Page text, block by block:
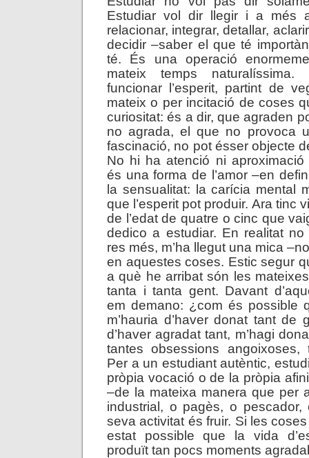
Estudiar vol dir llegir i a més
relacionar, integrar, detallar,
decidir –saber el que té
té. És una operació
mateix temps
funcionar l’esperit, partint de
mateix o per incitació de coses
curiositat: és a dir, que agraden
no agrada, el que no provoca
fascinació, no pot ésser objecte
No hi ha atenció ni aproximació
és una forma de l’amor –en
la sensualitat: la carícia mental
que l’esperit pot produir. Ara tinc
de l’edat de quatre o cinc que
dedico a estudiar. En realitat no
res més, m’ha llegut una mica
en aquestes coses. Estic segur
a què he arribat són les
tanta i tanta gent. Davant
em demano: ¿com és possible
m’hauria d’haver donat tant de
d’haver agradat tant, m’hagi
tantes obsessions angoixoses,
Per a un estudiant autèntic,
pròpia vocació o de la pròpia
–de la mateixa manera que per
industrial, o pagès, o pescador,
seva activitat és fruir. Si les
estat possible que la vida
produït tan pocs moments